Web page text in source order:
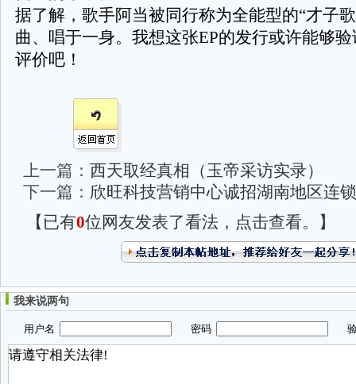
据了解，歌手阿当被同行称为全能型的“才子
曲、唱于一身。我想这张EP的发行或许能够
评价吧！
上一篇： 西天取经真相（玉帝采访实录）
下一篇： 欣旺科技营销中心诚招湖南地区连
【已有0位网友发表了看法，点击查看。】
我来说两句
用户名 密码 验